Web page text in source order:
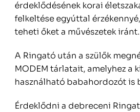
érdeklődésének korai
felkeltése egyúttal
teheti őket a művészetek iránt.
A Ringató után a szülők
MODEM tárlatait, amelyhez a
használható babahordozót is
Érdeklődni a debreceni